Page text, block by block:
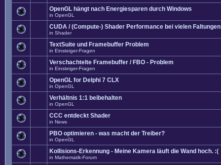
OpenGL hängt nach Energiesparen durch Windows
in OpenGL
CUDA / (Compute-) Shader Performance bei vielen Faltungen
in Shader
TextSuite und Framebuffer Problem
in Einsteiger-Fragen
Verschachtelte Framebuffer / FBO - Problem
in Einsteiger-Fragen
OpenGL for Delphi 7 CLX
in OpenGL
Verhältnis 1:1 beibehalten
in OpenGL
CCC entdeckt Shader
in News
PBO optimieren - was macht der Treiber?
in OpenGL
Kollisions-Erkennung - Meine Kamera läuft die Wand hoch. :(
in Mathematik-Forum